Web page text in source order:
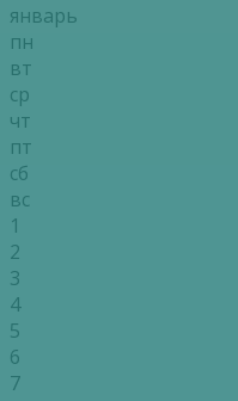
январь
пн
вт
ср
чт
пт
сб
вс
1
2
3
4
5
6
7